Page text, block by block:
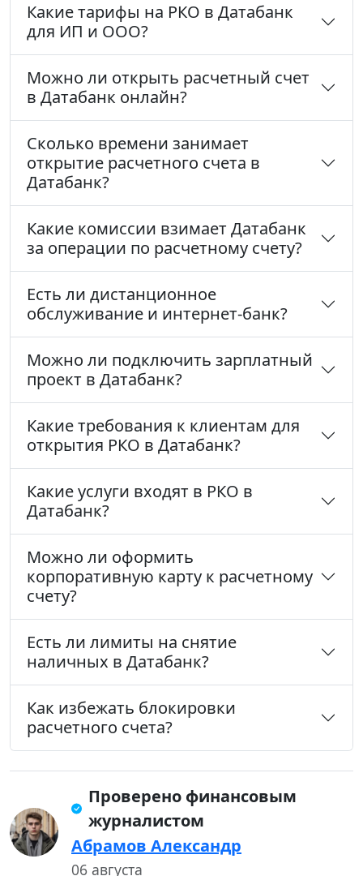
Какие тарифы на РКО в Датабанк
для ИП и ООО?
Можно ли открыть расчетный счет
в Датабанк онлайн?
Сколько времени занимает
открытие расчетного счета в
Датабанк?
Какие комиссии взимает Датабанк
за операции по расчетному счету?
Есть ли дистанционное
обслуживание и интернет-банк?
Можно ли подключить зарплатный
проект в Датабанк?
Какие требования к клиентам для
открытия РКО в Датабанк?
Какие услуги входят в РКО в
Датабанк?
Можно ли оформить
корпоративную карту к расчетному
счету?
Есть ли лимиты на снятие
наличных в Датабанк?
Как избежать блокировки
расчетного счета?
Проверено финансовым
журналистом
Абрамов Александр
06 августа